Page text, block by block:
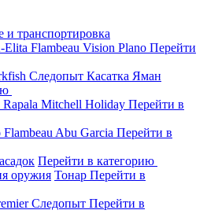
и транспортировка
Elita Flambeau Vision Plano Перейти
Следопыт Касатка Яман
Rapala Mitchell Holiday Перейти в
Flambeau Abu Garcia Перейти в
Перейти в категорию
оружия Тонар Перейти в
Следопыт Перейти в